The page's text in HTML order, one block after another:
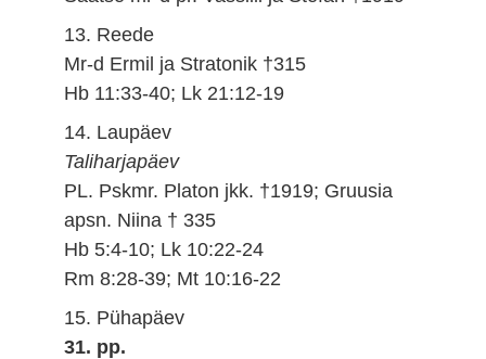
13. Reede
Mr-d Ermil ja Stratonik †315
Hb 11:33-40; Lk 21:12-19
14. Laupäev
Taliharjapäev
PL. Pskmr. Platon jkk. †1919; Gruusia
apsn. Niina † 335
Hb 5:4-10; Lk 10:22-24
Rm 8:28-39; Mt 10:16-22
15. Pühapäev
31. pp.